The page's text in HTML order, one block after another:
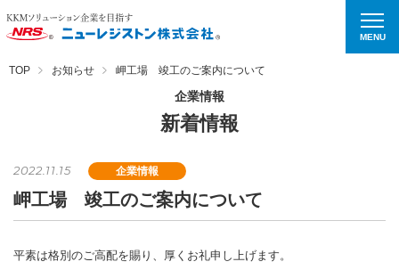
MENU
TOP お知らせ 岬工場 竣工のご案内について
企業情報
新着情報
2022.11.15 企業情報
岬工場 竣工のご案内について
平素は格別のご高配を賜り、厚くお礼申し上げます。